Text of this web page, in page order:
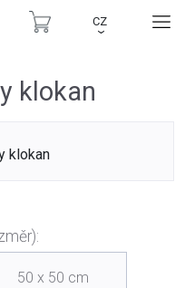
CZ
›
klokan
50 x 50 cm